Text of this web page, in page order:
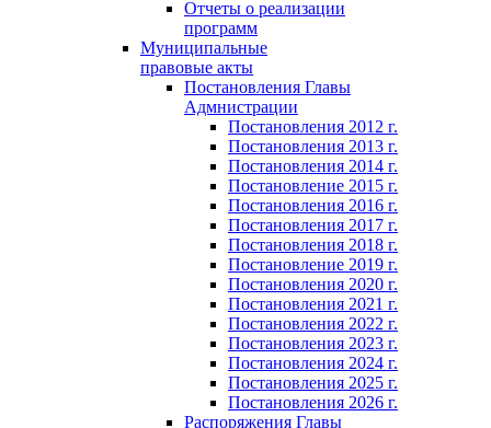
Отчеты о реализации
программ
Муниципальные
правовые акты
Постановления Главы
Адмнистрации
Постановления 2012 г.
Постановления 2013 г.
Постановления 2014 г.
Постановление 2015 г.
Постановления 2016 г.
Постановления 2017 г.
Постановления 2018 г.
Постановление 2019 г.
Постановления 2020 г.
Постановления 2021 г.
Постановления 2022 г.
Постановления 2023 г.
Постановления 2024 г.
Постановления 2025 г.
Постановления 2026 г.
Распоряжения Главы